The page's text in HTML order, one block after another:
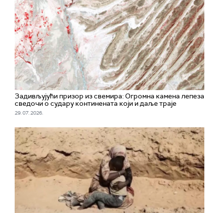
Задивљујући призор из свемира: Огромна камена лепеза
сведочи о судару континената који и даље траје
29. 07. 2026.